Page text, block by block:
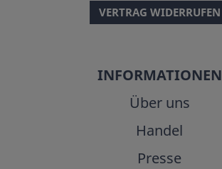
VERTRAG WIDERRUFEN
INFORMATIONEN
Über uns
Handel
Presse